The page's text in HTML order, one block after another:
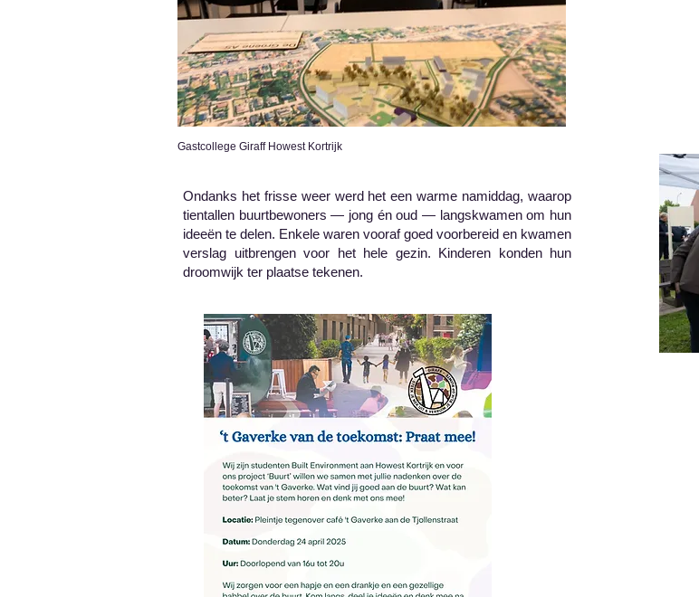
Gastcollege Giraff Howest Kortrijk
Ondanks het frisse weer werd het een warme namiddag, waarop
tientallen buurtbewoners — jong én oud — langskwamen om hun
ideeën te delen. Enkele waren vooraf goed voorbereid en kwamen
verslag uitbrengen voor het hele gezin. Kinderen konden hun
droomwijk ter plaatse tekenen.